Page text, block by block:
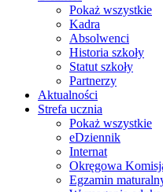
Pokaż wszystkie
Kadra
Absolwenci
Historia szkoły
Statut szkoły
Partnerzy
Aktualności
Strefa ucznia
Pokaż wszystkie
eDziennik
Internat
Okręgowa
Egzamin